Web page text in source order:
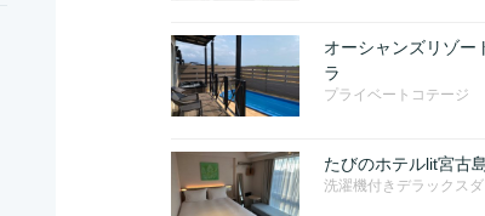
オーシャンズリゾー
ラ
プライベートコテージ
たびのホテルlit宮古
洗濯機付きデラックス